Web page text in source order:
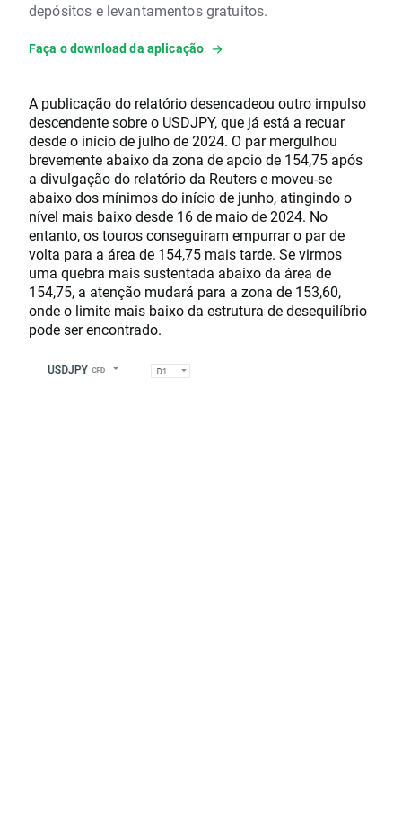
depósitos e levantamentos gratuitos.
Faça o download da aplicação
A publicação do relatório desencadeou outro impulso
descendente sobre o USDJPY, que já está a recuar
desde o início de julho de 2024. O par mergulhou
brevemente abaixo da zona de apoio de 154,75 após
a divulgação do relatório da Reuters e moveu-se
abaixo dos mínimos do início de junho, atingindo o
nível mais baixo desde 16 de maio de 2024. No
entanto, os touros conseguiram empurrar o par de
volta para a área de 154,75 mais tarde. Se virmos
uma quebra mais sustentada abaixo da área de
154,75, a atenção mudará para a zona de 153,60,
onde o limite mais baixo da estrutura de desequilíbrio
pode ser encontrado.